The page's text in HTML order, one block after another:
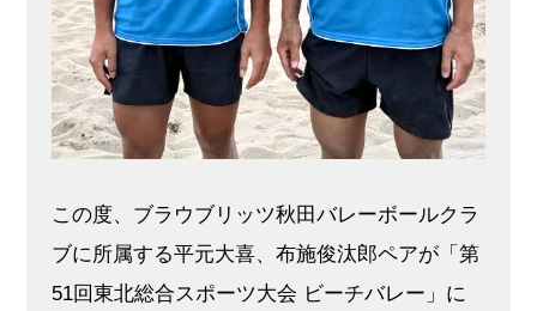
この度、ブラウブリッツ秋田バレーボールクラ
ブに所属する平元大喜、布施俊汰郎ペアが「第
51回東北総合スポーツ大会 ビーチバレー」に